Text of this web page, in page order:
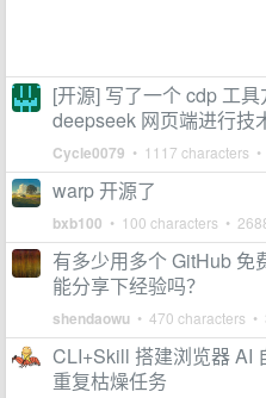
[开源] 写了一个 cdp 工
deepseek 网页端进行技
Cycle0079 • 1117 characters
warp 开源了
bxb100 • 100 characters •
有多少用多个 GitHub 免
能分享下经验吗？
shendaowu • 470 characters •
CLI+Skill 搭建浏览器 AI
重复枯燥任务